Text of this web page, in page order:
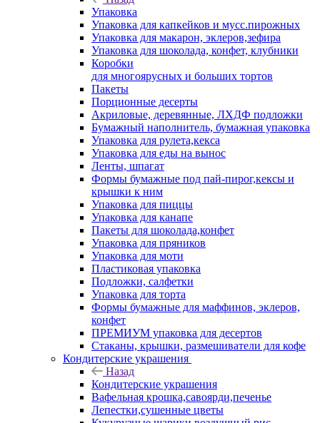
Упаковка
Упаковка для капкейков и мусс.пирожных
Упаковка для макарон, эклеров,зефира
Упаковка для шоколада, конфет, клубники
Коробки
для многоярусных и больших тортов
Пакеты
Порционные десерты
Акриловые, деревянные, ЛХДФ подложки
Бумажный наполнитель, бумажная упаковка
Упаковка для рулета,кекса
Упаковка для еды на вынос
Ленты, шпагат
Формы бумажные под пай-пирог,кексы и
крышки к ним
Упаковка для пиццы
Упаковка для канапе
Пакеты для шоколада,конфет
Упаковка для пряников
Упаковка для моти
Пластиковая упаковка
Подложки, салфетки
Упаковка для торта
Формы бумажные для маффинов, эклеров,
конфет
ПРЕМИУМ упаковка для десертов
Стаканы, крышки, размешиватели для кофе
Кондитерские украшения
Назад
Кондитерские украшения
Вафельная крошка,савоярди,печенье
Лепестки,сушенные цветы